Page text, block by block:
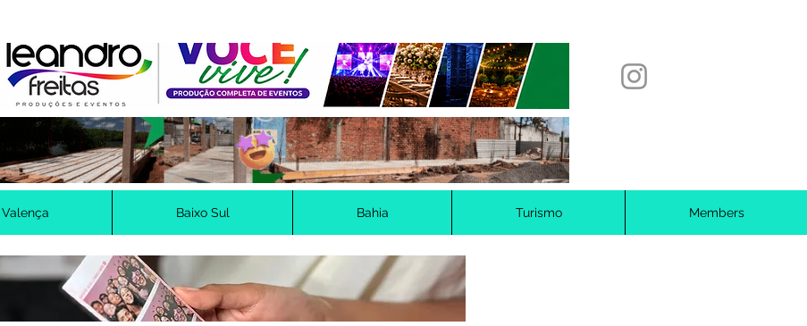
Valença Baixo Sul Bahia Turismo Members